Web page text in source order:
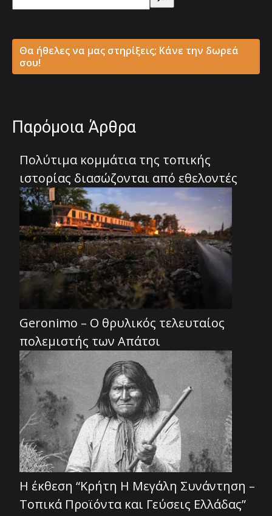
Θα ήθελες να μας στηρίξεις; Κάνε την δωρεά
σου!
Παρόμοια Άρθρα
Πολύτιμα κομμάτια της τοπικής
ιστορίας διασώζονται από εθελοντές
Geronimo – Ο θρυλικός τελευταίος
πολεμιστής των Απάτσι
Η έκθεση “Κρήτη Η Μεγάλη Συνάντηση –
Τοπικά Προϊόντα και Γεύσεις Ελλάδας”